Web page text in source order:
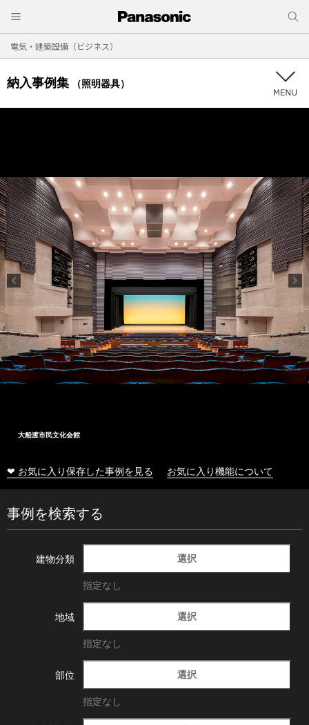
電気・建築設備（ビジネス）
納入事例集 （照明器具）
大船渡市民文化会館
❤ お気に入り保存した事例を見る お気に入り機能について
事例を検索する
建物分類 選択
指定なし
地域 選択
指定なし
部位 選択
指定なし